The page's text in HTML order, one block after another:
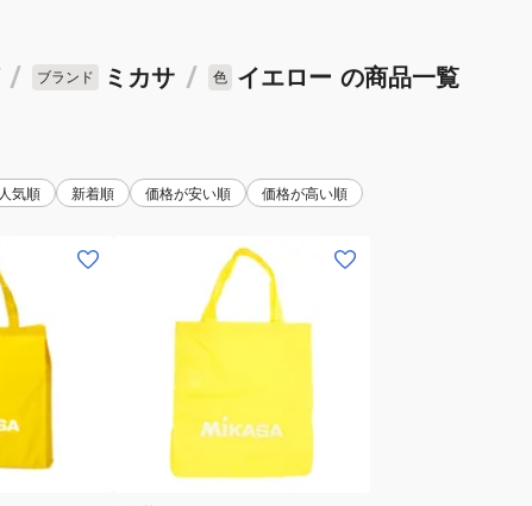
/ ブランド ミカサ / 色 イエロー の商品一覧
人気順 新着順 価格が安い順 価格が高い順